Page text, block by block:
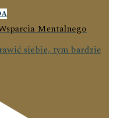
Mentalnego
siebie, tym bardzie